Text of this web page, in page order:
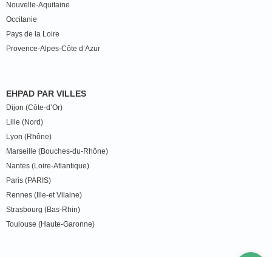
Nouvelle-Aquitaine
Occitanie
Pays de la Loire
Provence-Alpes-Côte d’Azur
EHPAD PAR VILLES
Dijon (Côte-d’Or)
Lille (Nord)
Lyon (Rhône)
Marseille (Bouches-du-Rhône)
Nantes (Loire-Atlantique)
Paris (PARIS)
Rennes (Ille-et Vilaine)
Strasbourg (Bas-Rhin)
Toulouse (Haute-Garonne)